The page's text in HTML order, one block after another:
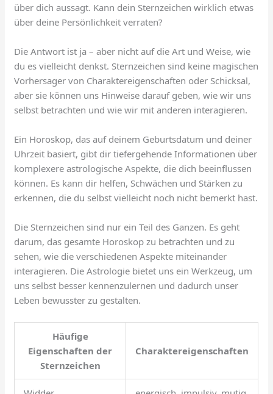
über dich aussagt. Kann dein Sternzeichen wirklich etwas
über deine Persönlichkeit verraten?
Die Antwort ist ja – aber nicht auf die Art und Weise, wie
du es vielleicht denkst. Sternzeichen sind keine magischen
Vorhersager von Charaktereigenschaften oder Schicksal,
aber sie können uns Hinweise darauf geben, wie wir uns
selbst betrachten und wie wir mit anderen interagieren.
Ein Horoskop, das auf deinem Geburtsdatum und deiner
Uhrzeit basiert, gibt dir tiefergehende Informationen über
komplexere astrologische Aspekte, die dich beeinflussen
können. Es kann dir helfen, Schwächen und Stärken zu
erkennen, die du selbst vielleicht noch nicht bemerkt hast.
Die Sternzeichen sind nur ein Teil des Ganzen. Es geht
darum, das gesamte Horoskop zu betrachten und zu
sehen, wie die verschiedenen Aspekte miteinander
interagieren. Die Astrologie bietet uns ein Werkzeug, um
uns selbst besser kennenzulernen und dadurch unser
Leben bewusster zu gestalten.
Häufige
Eigenschaften der
Sternzeichen
Charaktereigenschaften